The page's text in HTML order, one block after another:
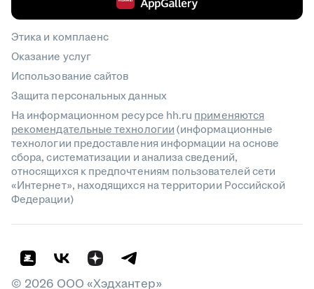
Этика и комплаенс
Оказание услуг
Использование сайтов
Защита персональных данных
На информационном ресурсе hh.ru применяются
рекомендательные технологии(информационные
технологии предоставления информации на основе
сбора, систематизации и анализа сведений,
относящихся к предпочтениям пользователей сети
«Интернет», находящихся на территории Российской
Федерации)
© 2026 ООО «Хэдхантер»